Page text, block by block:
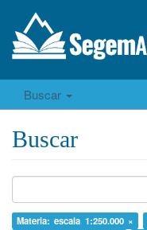
Buscar
Buscar
Materia: escala 1:250.000 ×